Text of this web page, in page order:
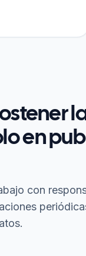
en
con